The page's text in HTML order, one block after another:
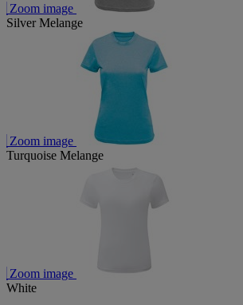
Zoom image
Silver Melange
Zoom image
Turquoise Melange
Zoom image
White